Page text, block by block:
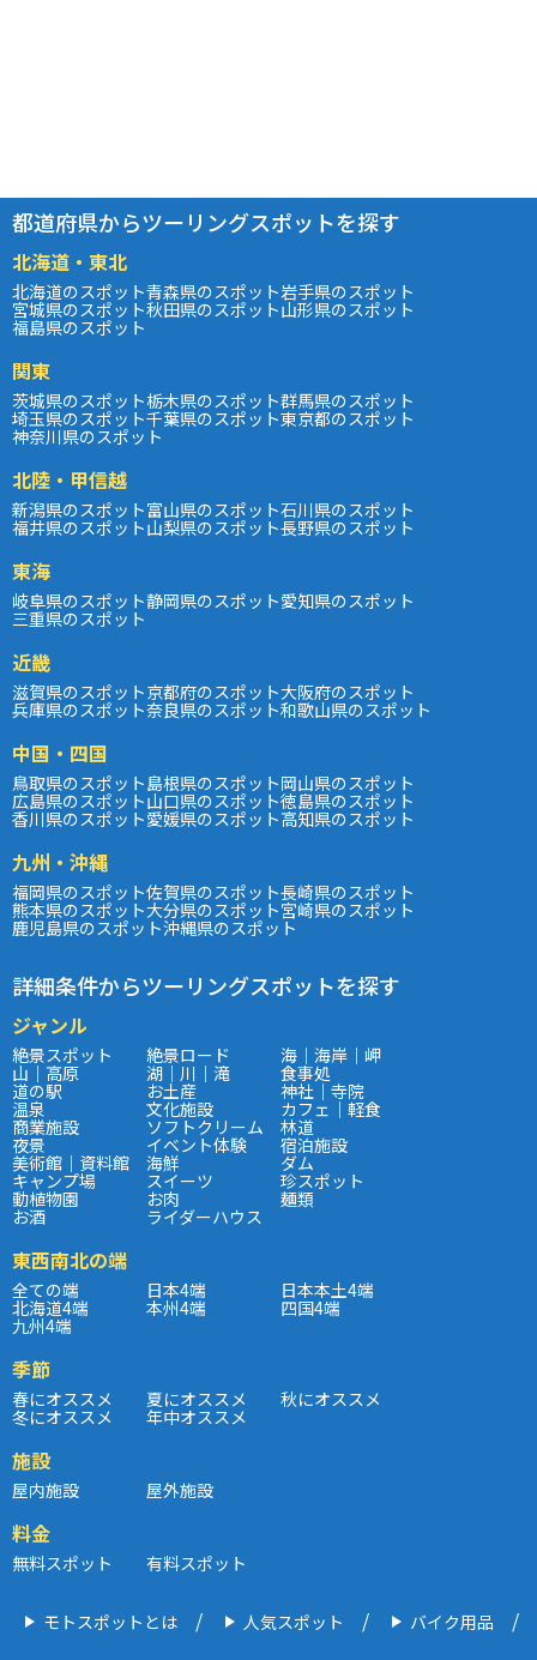
都道府県からツーリングスポットを探す
北海道・東北
北海道のスポット青森県のスポット岩手県のスポット
宮城県のスポット秋田県のスポット山形県のスポット
福島県のスポット
関東
茨城県のスポット栃木県のスポット群馬県のスポット
埼玉県のスポット千葉県のスポット東京都のスポット
神奈川県のスポット
北陸・甲信越
新潟県のスポット富山県のスポット石川県のスポット
福井県のスポット山梨県のスポット長野県のスポット
東海
岐阜県のスポット静岡県のスポット愛知県のスポット
三重県のスポット
近畿
滋賀県のスポット京都府のスポット大阪府のスポット
兵庫県のスポット奈良県のスポット和歌山県のスポット
中国・四国
鳥取県のスポット島根県のスポット岡山県のスポット
広島県のスポット山口県のスポット徳島県のスポット
香川県のスポット愛媛県のスポット高知県のスポット
九州・沖縄
福岡県のスポット佐賀県のスポット長崎県のスポット
熊本県のスポット大分県のスポット宮崎県のスポット
鹿児島県のスポット沖縄県のスポット
詳細条件からツーリングスポットを探す
ジャンル
絶景スポット 絶景ロード 海｜海岸｜岬
山｜高原 湖｜川｜滝 食事処
道の駅 お土産 神社｜寺院
温泉 文化施設 カフェ｜軽食
商業施設 ソフトクリーム 林道
夜景 イベント体験 宿泊施設
美術館｜資料館 海鮮 ダム
キャンプ場 スイーツ 珍スポット
動植物園 お肉 麺類
お酒 ライダーハウス
東西南北の端
全ての端 日本4端 日本本土4端
北海道4端 本州4端 四国4端
九州4端
季節
春にオススメ 夏にオススメ 秋にオススメ
冬にオススメ 年中オススメ
施設
屋内施設 屋外施設
料金
無料スポット 有料スポット
モトスポットとは 人気スポット バイク用品